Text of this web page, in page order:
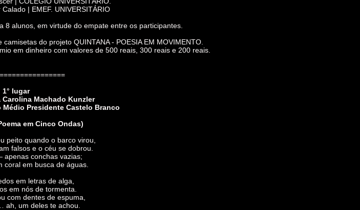
| EMEF. UNIVERSITÁRIO
8 alunos, em virtude do empate entre os participantes.
do projeto QUINTANA - POESIA EM MOVIMENTO.
em dinheiro com valores de 500 reais, 300 reais e 200 reais.
1° lugar
Carolina Machado Kunzler
Presidente Castelo Branco
em Cinco Ondas)
peito quando o barco virou,
falsos e o céu se dobrou.
apenas conchas vazias;
em busca de águas.
em letras de alga,
em nós de tormenta.
com dentes de espuma,
ah, um deles te achou.